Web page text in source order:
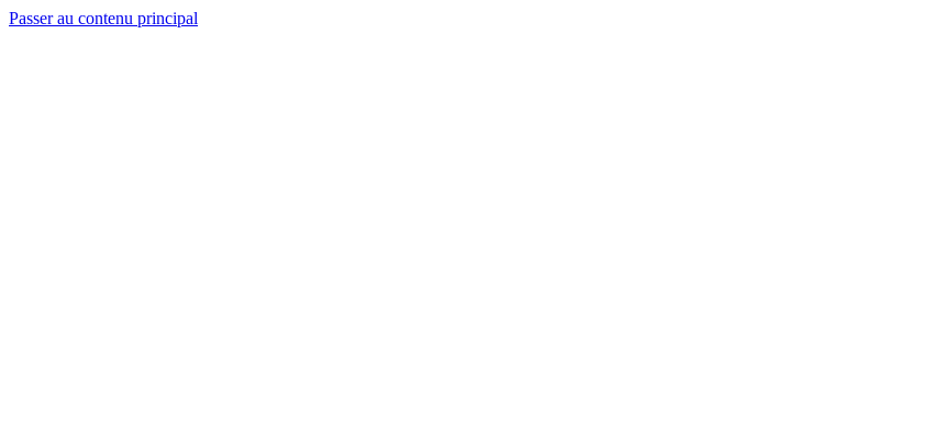
Passer au contenu principal